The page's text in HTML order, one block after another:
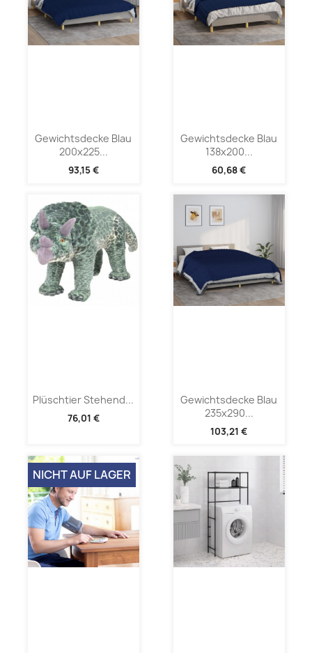
Gewichtsdecke Blau
200x225...
93,15 €
Gewichtsdecke Blau
138x200...
60,68 €
Plüschtier Stehend...
76,01 €
Gewichtsdecke Blau
235x290...
103,21 €
NICHT AUF LAGER